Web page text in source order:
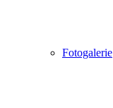
Fotogalerie